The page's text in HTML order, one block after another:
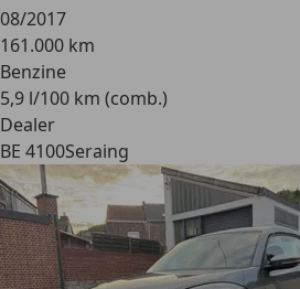
08/2017
161.000 km
Benzine
5,9 l/100 km (comb.)
Dealer
BE 4100Seraing